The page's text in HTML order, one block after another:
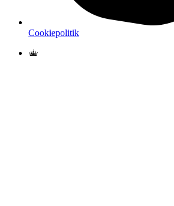
Cookiepolitik